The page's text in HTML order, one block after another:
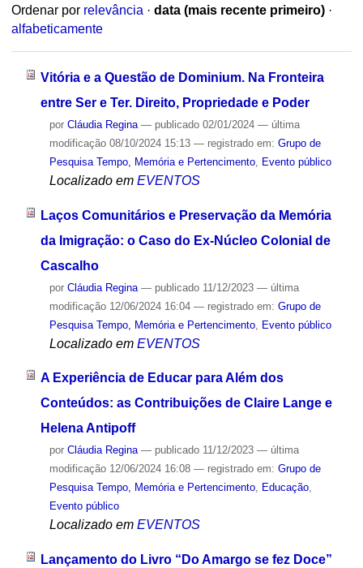
Ordenar por relevância · data (mais recente primeiro) ·
alfabeticamente
Vitória e a Questão de Dominium. Na Fronteira
entre Ser e Ter. Direito, Propriedade e Poder
por Cláudia Regina — publicado02/01/2024 — última
modificação08/10/2024 15:13 — registrado em: Grupo de
Pesquisa Tempo, Memória e Pertencimento, Evento público
Localizado em EVENTOS
Laços Comunitários e Preservação da Memória
da Imigração: o Caso do Ex-Núcleo Colonial de
Cascalho
por Cláudia Regina — publicado11/12/2023 — última
modificação12/06/2024 16:04 — registrado em: Grupo de
Pesquisa Tempo, Memória e Pertencimento, Evento público
Localizado em EVENTOS
A Experiência de Educar para Além dos
Conteúdos: as Contribuições de Claire Lange e
Helena Antipoff
por Cláudia Regina — publicado11/12/2023 — última
modificação12/06/2024 16:08 — registrado em: Grupo de
Pesquisa Tempo, Memória e Pertencimento, Educação,
Evento público
Localizado em EVENTOS
Lançamento do Livro “Do Amargo se fez Doce”